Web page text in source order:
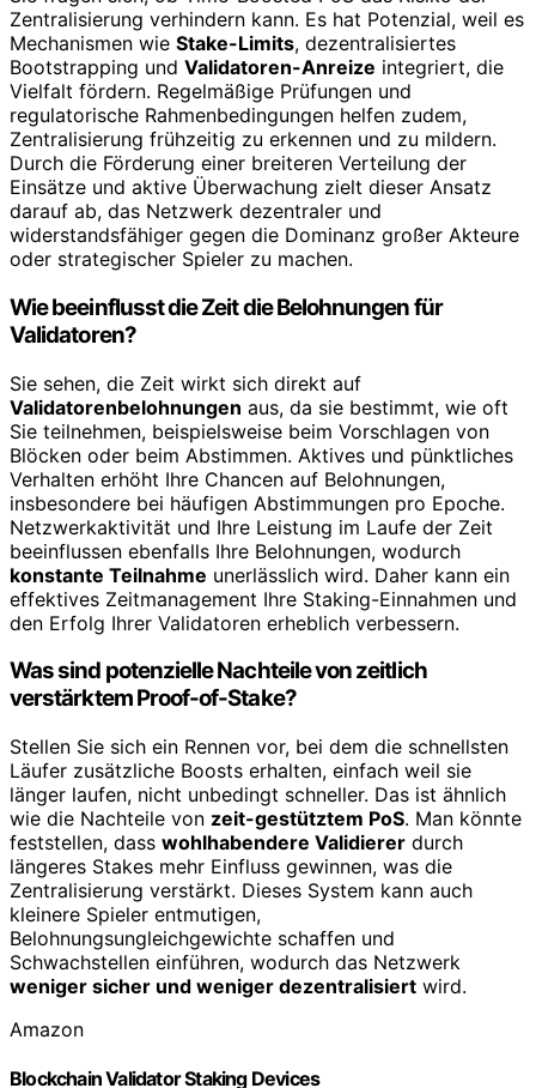
Zentralisierung verhindern kann. Es hat Potenzial, weil es
Mechanismen wie Stake-Limits, dezentralisiertes
Bootstrapping und Validatoren-Anreize integriert, die
Vielfalt fördern. Regelmäßige Prüfungen und
regulatorische Rahmenbedingungen helfen zudem,
Zentralisierung frühzeitig zu erkennen und zu mildern.
Durch die Förderung einer breiteren Verteilung der
Einsätze und aktive Überwachung zielt dieser Ansatz
darauf ab, das Netzwerk dezentraler und
widerstandsfähiger gegen die Dominanz großer Akteure
oder strategischer Spieler zu machen.
Wie beeinflusst die Zeit die Belohnungen für
Validatoren?
Sie sehen, die Zeit wirkt sich direkt auf
Validatorenbelohnungen aus, da sie bestimmt, wie oft
Sie teilnehmen, beispielsweise beim Vorschlagen von
Blöcken oder beim Abstimmen. Aktives und pünktliches
Verhalten erhöht Ihre Chancen auf Belohnungen,
insbesondere bei häufigen Abstimmungen pro Epoche.
Netzwerkaktivität und Ihre Leistung im Laufe der Zeit
beeinflussen ebenfalls Ihre Belohnungen, wodurch
konstante Teilnahme unerlässlich wird. Daher kann ein
effektives Zeitmanagement Ihre Staking-Einnahmen und
den Erfolg Ihrer Validatoren erheblich verbessern.
Was sind potenzielle Nachteile von zeitlich
verstärktem Proof-of-Stake?
Stellen Sie sich ein Rennen vor, bei dem die schnellsten
Läufer zusätzliche Boosts erhalten, einfach weil sie
länger laufen, nicht unbedingt schneller. Das ist ähnlich
wie die Nachteile von zeit-gestütztem PoS. Man könnte
feststellen, dass wohlhabendere Validierer durch
längeres Stakes mehr Einfluss gewinnen, was die
Zentralisierung verstärkt. Dieses System kann auch
kleinere Spieler entmutigen,
Belohnungsungleichgewichte schaffen und
Schwachstellen einführen, wodurch das Netzwerk
weniger sicher und weniger dezentralisiert wird.
Amazon
Blockchain Validator Staking Devices